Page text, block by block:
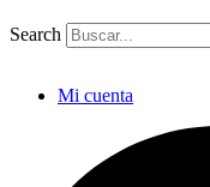
Search
Mi cuenta